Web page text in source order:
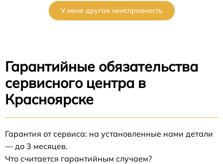
У меня другая неисправность
Гарантийные обязательства
сервисного центра в
Красноярске
Гарантия от сервиса: на установленные нами детали
— до 3 месяцев.
Что считается гарантийным случаем?